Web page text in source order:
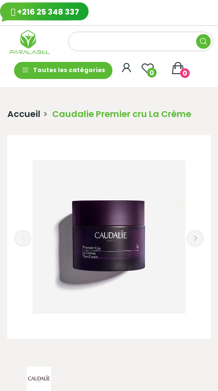
+216 25 348 337
Toutes les catégories 0 0
Accueil Caudalie Premier cru La Crème